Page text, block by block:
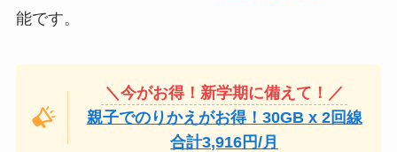
能です。
＼今がお得！新学期に備えて！／
親子でのりかえがお得！30GB x 2回線
合計3,916円/月